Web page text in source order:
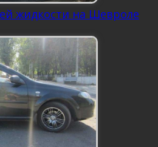
жидкости на Шевроле